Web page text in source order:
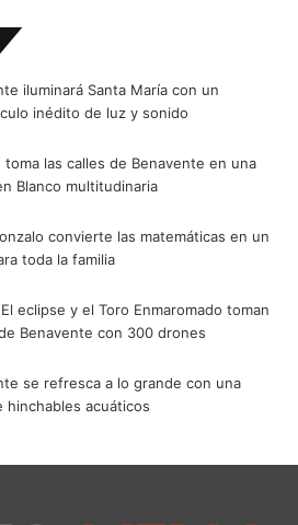
iluminará Santa María con un
inédito de luz y sonido
toma las calles de Benavente en una
Blanco multitudinaria
convierte las matemáticas en un
toda la familia
eclipse y el Toro Enmaromado toman
Benavente con 300 drones
se refresca a lo grande con una
hinchables acuáticos